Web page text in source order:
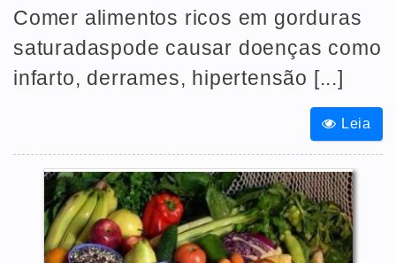
Comer alimentos ricos em gorduras
saturadaspode causar doenças como
infarto, derrames, hipertensão [...]
Leia